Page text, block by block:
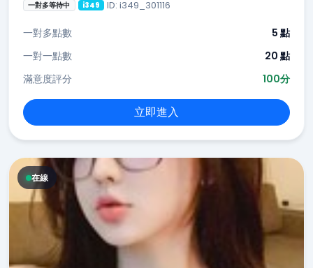
一對多等待中 i349 ID: i349_301116
一對多點數
5 點
一對一點數
20 點
滿意度評分
100分
立即進入
在線